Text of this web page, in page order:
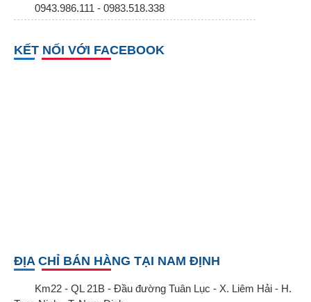
0943.986.111 - 0983.518.338
KẾT NỐI VỚI FACEBOOK
ĐỊA CHỈ BÁN HÀNG TẠI NAM ĐỊNH
Km22 - QL 21B - Đầu đường Tuân Lục - X. Liêm Hải - H.